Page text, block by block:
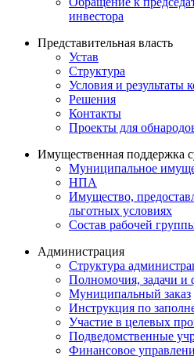
инвестора
Представительная власть
Устав
Структура
Условия и результаты
Решения
Контакты
Проекты для
Имущественная поддержка
Муниципальное
НПА
Имущество,
льготных условиях
Состав рабочей
Администрация
Структура
Полномочия, задачи и
Муниципальный заказ
Инструкция по
Участие в целевых
Подведомственные
Финансовое